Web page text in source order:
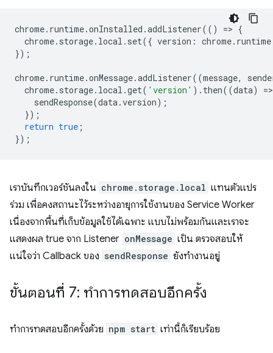
chrome. runtime.onInstalled .addListener(() => {
chrome. storage. local . set({ version : chrome. runtime
});
chrome. runtime.onMessage.addListener((message,
chrome. storage. local .get( 'version' ). then((data) =>
sendResponse(data.version);
});
return true ;
});
เราบันทึกเวอร์ชันลงใน chrome.storage.local แทนตัวแปร
ร่วม เพื่อคงสถานะไว้ระหว่างอายุการใช้งานของ Service Worker
เนื่องจากพื้นที่เก็บข้อมูลใช้ได้เฉพาะ แบบไม่พร้อมกันและเราจะ
แสดงผล true จาก Listener onMessage เป็น ตรวจสอบให้
แน่ใจว่า Callback ของ sendResponse ยังทำงานอยู่
ขั้นตอนที่ 7: ทำการทดสอบอีกครั้ง
ทำการทดสอบอีกครั้งด้วย npm start เท่านี้ก็เรียบร้อย